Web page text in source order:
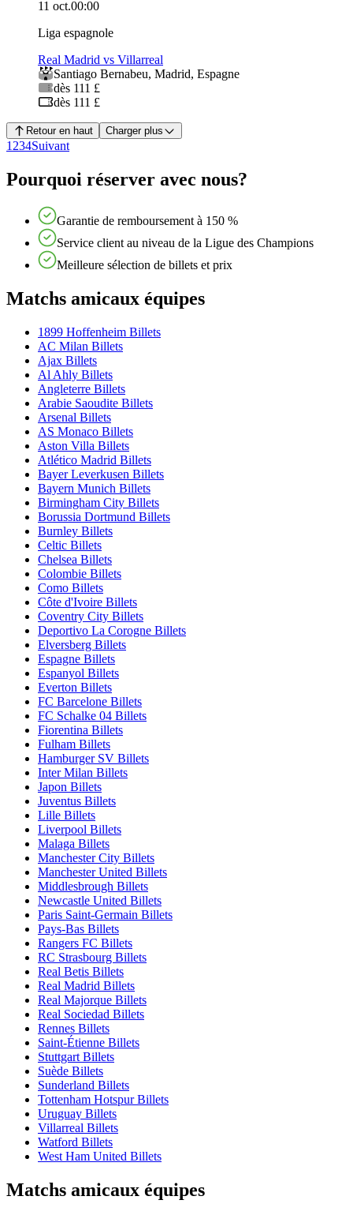
11 oct.00:00
Liga espagnole
Real Madrid vs Villarreal
Santiago Bernabeu, Madrid, Espagne
dès 111 £
dès 111 £
Retour en haut Charger plus
1 234Suivant
Pourquoi réserver avec nous?
Garantie de remboursement à 150 %
Service client au niveau de la Ligue des Champions
Meilleure sélection de billets et prix
Matchs amicaux équipes
1899 Hoffenheim Billets
AC Milan Billets
Ajax Billets
Al Ahly Billets
Angleterre Billets
Arabie Saoudite Billets
Arsenal Billets
AS Monaco Billets
Aston Villa Billets
Atlético Madrid Billets
Bayer Leverkusen Billets
Bayern Munich Billets
Birmingham City Billets
Borussia Dortmund Billets
Burnley Billets
Celtic Billets
Chelsea Billets
Colombie Billets
Como Billets
Côte d'Ivoire Billets
Coventry City Billets
Deportivo La Corogne Billets
Elversberg Billets
Espagne Billets
Espanyol Billets
Everton Billets
FC Barcelone Billets
FC Schalke 04 Billets
Fiorentina Billets
Fulham Billets
Hamburger SV Billets
Inter Milan Billets
Japon Billets
Juventus Billets
Lille Billets
Liverpool Billets
Malaga Billets
Manchester City Billets
Manchester United Billets
Middlesbrough Billets
Newcastle United Billets
Paris Saint-Germain Billets
Pays-Bas Billets
Rangers FC Billets
RC Strasbourg Billets
Real Betis Billets
Real Madrid Billets
Real Majorque Billets
Real Sociedad Billets
Rennes Billets
Saint-Étienne Billets
Stuttgart Billets
Suède Billets
Sunderland Billets
Tottenham Hotspur Billets
Uruguay Billets
Villarreal Billets
Watford Billets
West Ham United Billets
Matchs amicaux équipes